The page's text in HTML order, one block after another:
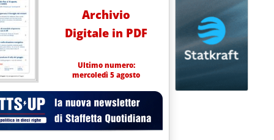
Archivio
Digitale in PDF
Ultimo numero:
mercoledì 5 agosto